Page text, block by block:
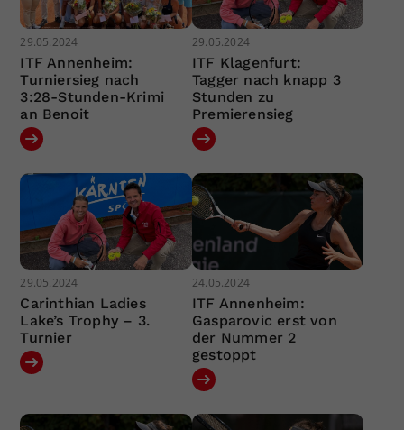
29.05.2024
ITF Annenheim:
Turniersieg nach
3:28-Stunden-Krimi
an Benoit
29.05.2024
ITF Klagenfurt:
Tagger nach knapp 3
Stunden zu
Premierensieg
29.05.2024
Carinthian Ladies
Lake’s Trophy – 3.
Turnier
24.05.2024
ITF Annenheim:
Gasparovic erst von
der Nummer 2
gestoppt